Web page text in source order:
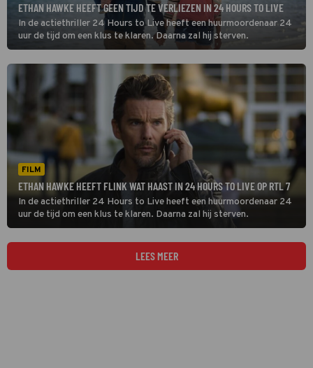
ETHAN HAWKE HEEFT GEEN TIJD TE VERLIEZEN IN 24 HOURS TO LIVE
In de actiethriller 24 Hours to Live heeft een huurmoordenaar 24
uur de tijd om een klus te klaren. Daarna zal hij sterven.
FILM
ETHAN HAWKE HEEFT FLINK WAT HAAST IN 24 HOURS TO LIVE OP RTL 7
In de actiethriller 24 Hours to Live heeft een huurmoordenaar 24
uur de tijd om een klus te klaren. Daarna zal hij sterven.
LEES MEER